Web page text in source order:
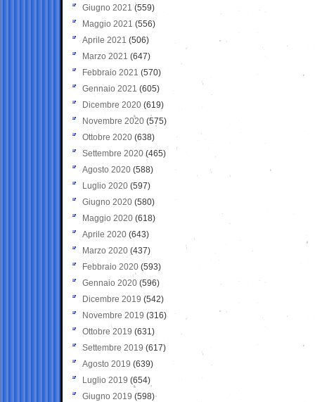
Giugno 2021(559)
Maggio 2021 (556)
Aprile 2021 (506)
Marzo 2021 (647)
Febbraio 2021 (570)
Gennaio 2021 (605)
Dicembre 2020 (619)
Novembre 2020 (575)
Ottobre 2020 (638)
Settembre 2020(465)
Agosto 2020 (588)
Luglio 2020 (597)
Giugno 2020 (580)
Maggio 2020 (618)
Aprile 2020 (643)
Marzo 2020 (437)
Febbraio 2020 (593)
Gennaio 2020 (596)
Dicembre 2019 (542)
Novembre 2019 (316)
Ottobre 2019 (631)
Settembre 2019 (617)
Agosto 2019 (639)
Luglio 2019 (654)
Giugno 2019 (598)